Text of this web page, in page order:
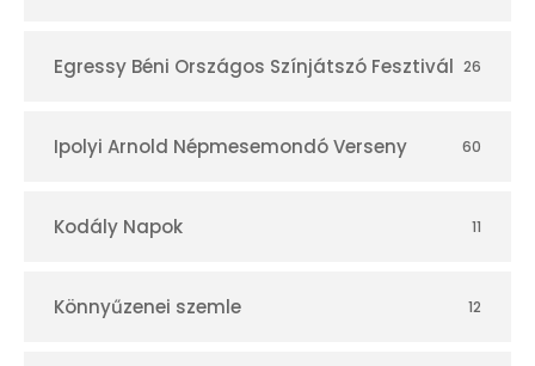
Egressy Béni Országos Színjátszó Fesztivál 26
Ipolyi Arnold Népmesemondó Verseny 60
Kodály Napok 11
Könnyűzenei szemle 12